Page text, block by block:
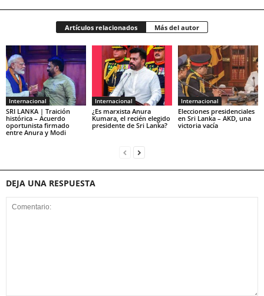
Artículos relacionados Más del autor
Internacional
SRI LANKA | Traición
histórica – Acuerdo
oportunista firmado
entre Anura y Modi
Internacional
¿Es marxista Anura
Kumara, el recién elegido
presidente de Sri Lanka?
Internacional
Elecciones presidenciales
en Sri Lanka – AKD, una
victoria vacía
DEJA UNA RESPUESTA